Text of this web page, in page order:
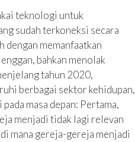
teknologi untuk
sudah terkoneksi secara
dengan memanfaatkan
bahkan menolak
tahun 2020,
berbagai sektor kehidupan,
masa depan: Pertama,
menjadi tidak lagi relevan
mana gereja-gereja menjadi